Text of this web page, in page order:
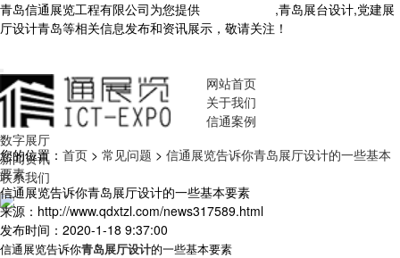
青岛信通展览工程有限公司为您提供
,青岛展台设计,党建展
厅设计青岛等相关信息发布和资讯展示，敬请关注！
网站首页
关于我们
信通案例
数字展厅
新闻资讯
联系我们
您的位置： 首页 > 常见问题 > 信通展览告诉你青岛展厅设计的一些基本
要素
信通展览告诉你青岛展厅设计的一些基本要素
来源：http://www.qdxtzl.com/news317589.html
发布时间：2020-1-18 9:37:00
信通展览告诉你青岛展厅设计的一些基本要素